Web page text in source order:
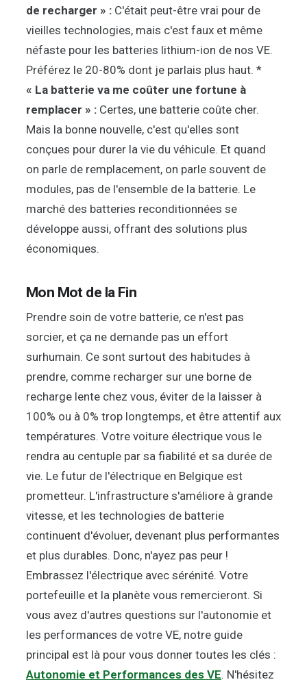
de recharger » : C'était peut-être vrai pour de
vieilles technologies, mais c'est faux et même
néfaste pour les batteries lithium-ion de nos VE.
Préférez le 20-80% dont je parlais plus haut. *
« La batterie va me coûter une fortune à
remplacer » : Certes, une batterie coûte cher.
Mais la bonne nouvelle, c'est qu'elles sont
conçues pour durer la vie du véhicule. Et quand
on parle de remplacement, on parle souvent de
modules, pas de l'ensemble de la batterie. Le
marché des batteries reconditionnées se
développe aussi, offrant des solutions plus
économiques.
Mon Mot de la Fin
Prendre soin de votre batterie, ce n'est pas
sorcier, et ça ne demande pas un effort
surhumain. Ce sont surtout des habitudes à
prendre, comme recharger sur une borne de
recharge lente chez vous, éviter de la laisser à
100% ou à 0% trop longtemps, et être attentif aux
températures. Votre voiture électrique vous le
rendra au centuple par sa fiabilité et sa durée de
vie. Le futur de l'électrique en Belgique est
prometteur. L'infrastructure s'améliore à grande
vitesse, et les technologies de batterie
continuent d'évoluer, devenant plus performantes
et plus durables. Donc, n'ayez pas peur !
Embrassez l'électrique avec sérénité. Votre
portefeuille et la planète vous remercieront. Si
vous avez d'autres questions sur l'autonomie et
les performances de votre VE, notre guide
principal est là pour vous donner toutes les clés :
Autonomie et Performances des VE. N'hésitez